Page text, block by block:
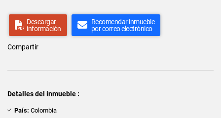
Descargar
información
Recomendar inmueble
por correo electrónico
Compartir
Detalles del inmueble :
País: Colombia